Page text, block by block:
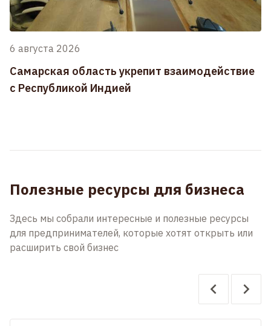
6 августа 2026
Самарская область укрепит взаимодействие
с Республикой Индией
Полезные ресурсы для бизнеса
Здесь мы собрали интересные и полезные ресурсы
для предпринимателей, которые хотят открыть или
расширить свой бизнес